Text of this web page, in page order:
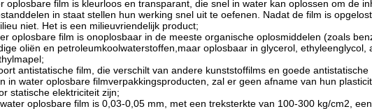
oplosbare film is kleurloos en transparant, die snel in water kan oplossen om de
in staat stellen hun werking snel uit te oefenen. Nadat de film is
niet. Het is een milieuvriendelijk product;
oplosbare film is onoplosbaar in de meeste organische oplosmiddelen (zoals
oliën en petroleumkoolwaterstoffen,maar oplosbaar in glycerol, ethyleenglycol,
antistatische film, die verschilt van andere kunststoffilms en goede antistatische
in water oplosbare filmverpakkingsproducten, zal er geen afname van hun
statische elektriciteit zijn;
oplosbare film is 0,03-0,05 mm, met een treksterkte van 100-300 kg/cm2,